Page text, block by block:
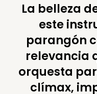
La belleza
este
parangón
relevancia
orquesta
clímax,